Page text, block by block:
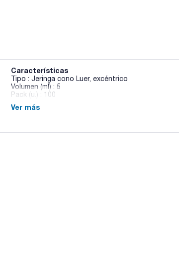
Características
Tipo : Jeringa cono Luer, excéntrico
Volumen (ml) : 5
Pack (u.) : 100
Jeringas de plástico estériles fabricadas en
Ver más